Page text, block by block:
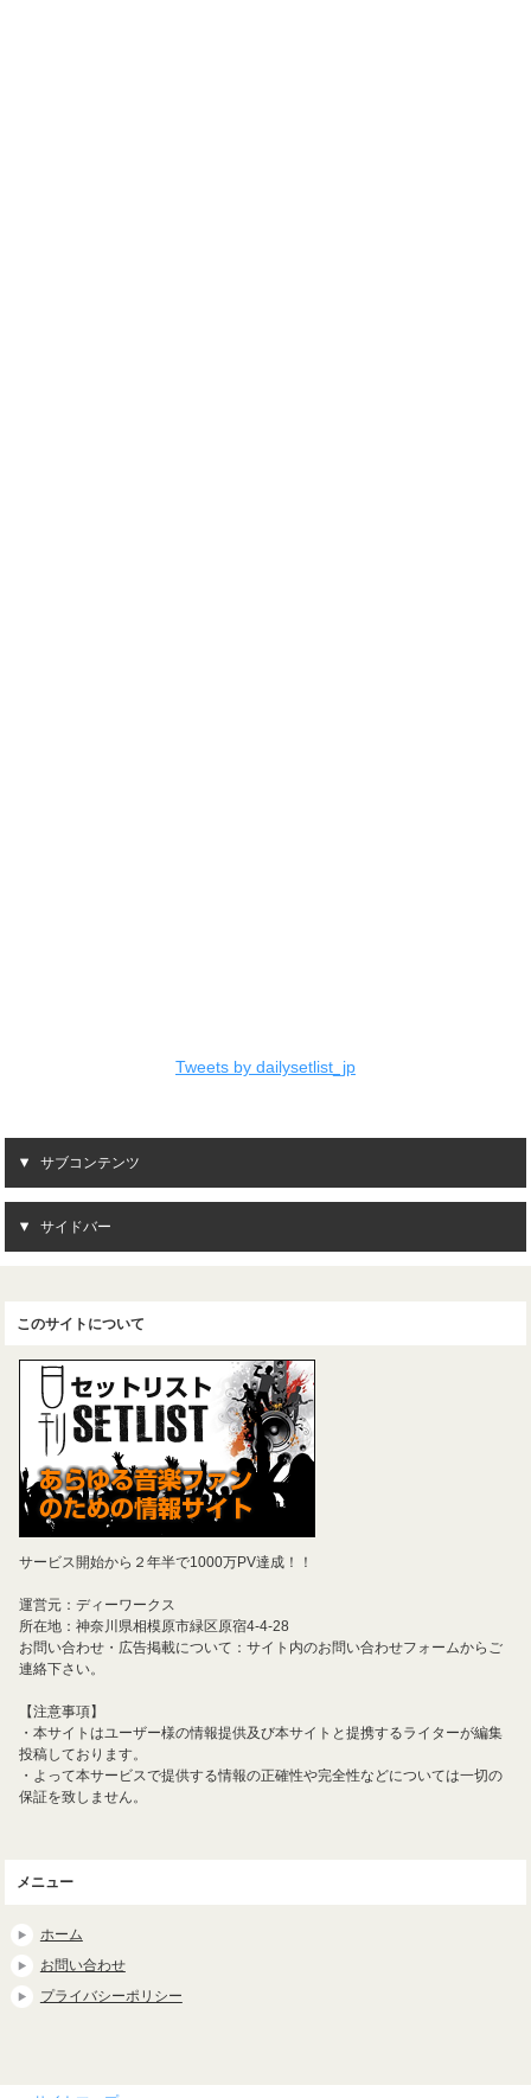
Tweets by dailysetlist_jp
サブコンテンツ
サイドバー
このサイトについて
サービス開始から２年半で1000万PV達成！！
運営元：ディーワークス
所在地：神奈川県相模原市緑区原宿4-4-28
お問い合わせ・広告掲載について：サイト内のお問い合わせフォームからご
連絡下さい。
【注意事項】
・本サイトはユーザー様の情報提供及び本サイトと提携するライターが編集
投稿しております。
・よって本サービスで提供する情報の正確性や完全性などについては一切の
保証を致しません。
メニュー
ホーム
お問い合わせ
プライバシーポリシー